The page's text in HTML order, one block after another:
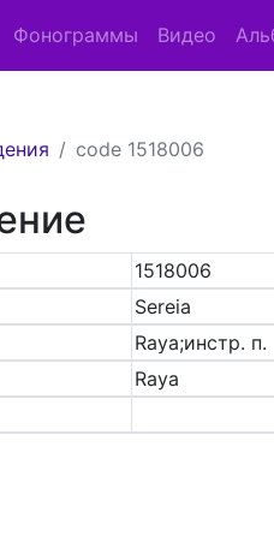
Фонограммы Видео
code 1518006
1518006
Sereia
Raya;инстр. п.
Raya